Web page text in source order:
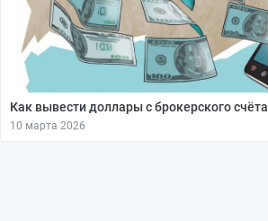
Как вывести доллары с брокерского счёта
10 марта 2026